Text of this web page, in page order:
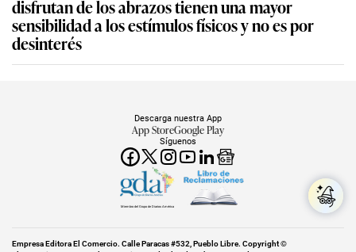
disfrutan de los abrazos tienen una mayor
sensibilidad a los estímulos físicos y no es por
desinterés
Síguenos
Descarga nuestra App
App StoreGoogle Play
Miembro del Grupo de Diarios América
Empresa Editora El Comercio. Calle Paracas #532, Pueblo Libre. Copyright ©